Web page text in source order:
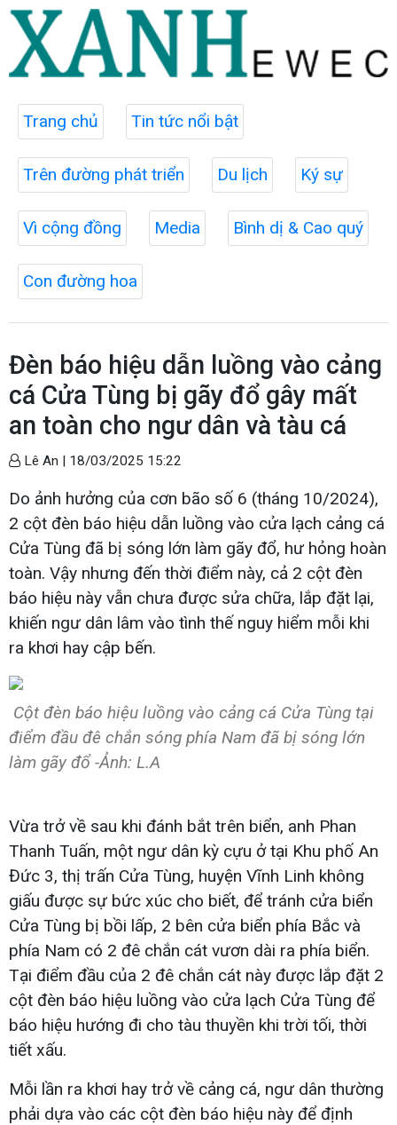
Trang chủ Tin tức nổi bật
Trên đường phát triển Du lịch Ký sự
Vì cộng đồng Media Bình dị & Cao quý
Con đường hoa
Đèn báo hiệu dẫn luồng vào cảng
cá Cửa Tùng bị gãy đổ gây mất
an toàn cho ngư dân và tàu cá
Lê An | 18/03/2025 15:22
Do ảnh hưởng của cơn bão số 6 (tháng 10/2024),
2 cột đèn báo hiệu dẫn luồng vào cửa lạch cảng cá
Cửa Tùng đã bị sóng lớn làm gãy đổ, hư hỏng hoàn
toàn. Vậy nhưng đến thời điểm này, cả 2 cột đèn
báo hiệu này vẫn chưa được sửa chữa, lắp đặt lại,
khiến ngư dân lâm vào tình thế nguy hiểm mỗi khi
ra khơi hay cập bến.
Cột đèn báo hiệu luồng vào cảng cá Cửa Tùng tại
điểm đầu đê chắn sóng phía Nam đã bị sóng lớn
làm gãy đổ -Ảnh: L.A
Vừa trở về sau khi đánh bắt trên biển, anh Phan
Thanh Tuấn, một ngư dân kỳ cựu ở tại Khu phố An
Đức 3, thị trấn Cửa Tùng, huyện Vĩnh Linh không
giấu được sự bức xúc cho biết, để tránh cửa biển
Cửa Tùng bị bồi lấp, 2 bên cửa biển phía Bắc và
phía Nam có 2 đê chắn cát vươn dài ra phía biển.
Tại điểm đầu của 2 đê chắn cát này được lắp đặt 2
cột đèn báo hiệu luồng vào cửa lạch Cửa Tùng để
báo hiệu hướng đi cho tàu thuyền khi trời tối, thời
tiết xấu.
Mỗi lần ra khơi hay trở về cảng cá, ngư dân thường
phải dựa vào các cột đèn báo hiệu này để định